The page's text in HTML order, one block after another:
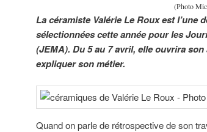
(Photo
La céramiste Valérie Le Roux est l’une
sélectionnées cette année pour les
(JEMA). Du 5 au 7 avril, elle ouvrira
expliquer son métier.
Quand on parle de rétrospective de son